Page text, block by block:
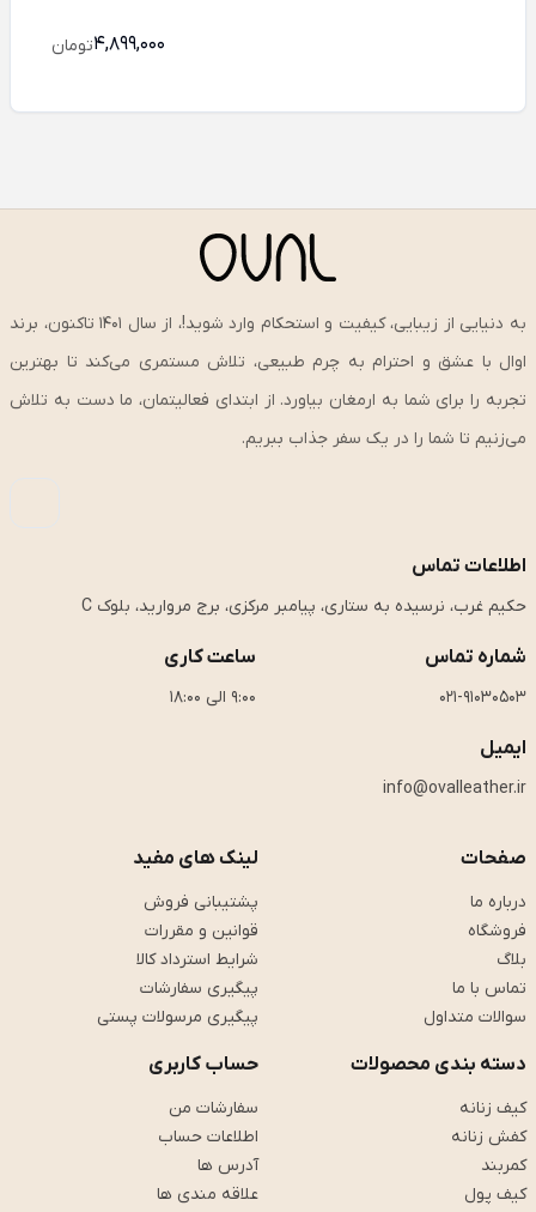
4,899,000تومان
به دنیایی از زیبایی، کیفیت و استحکام وارد شوید!، از سال ۱۴۰۱ تاکنون، برند
اوال با عشق و احترام به چرم طبیعی، تلاش مستمری می‌کند تا بهترین
تجربه را برای شما به ارمغان بیاورد. از ابتدای فعالیتمان، ما دست به تلاش
می‌زنیم تا شما را در یک سفر جذاب ببریم.
اطلاعات تماس
حکیم غرب، نرسیده به ستاری، پیامبر مرکزی، برج مروارید، بلوک C
شماره تماس
021-91030503
ساعت کاری
9:00 الی 18:00
ایمیل
info@ovalleather.ir
صفحات
درباره ما
فروشگاه
بلاگ
تماس با ما
سوالات متداول
لینک های مفید
پشتیبانی فروش
قوانین و مقررات
شرایط استرداد کالا
پیگیری سفارشات
پیگیری مرسولات پستی
دسته بندی محصولات
کیف زنانه
کفش زنانه
کمربند
کیف پول
حساب کاربری
سفارشات من
اطلاعات حساب
آدرس ها
علاقه مندی ها